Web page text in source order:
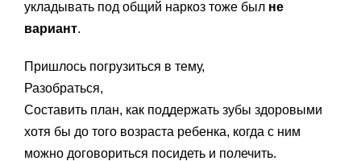
укладывать под общий наркоз тоже был не
вариант.
Пришлось погрузиться в тему,
Разобраться,
Составить план, как поддержать зубы здоровыми
хотя бы до того возраста ребенка, когда с ним
можно договориться посидеть и полечить.